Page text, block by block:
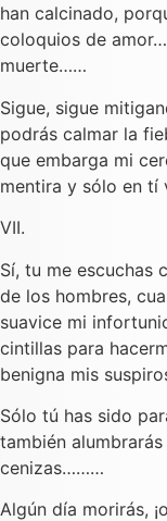
han calcinado,
coloquios de
muerte……
Sigue, sigue
podrás calmar la
que embarga mi
mentira y sólo en tí
VII.
Sí, tu me escuchas
de los hombres,
suavice mi
cintillas para
benigna mis
Sólo tú has sido
también
cenizas………
Algún día morirás,